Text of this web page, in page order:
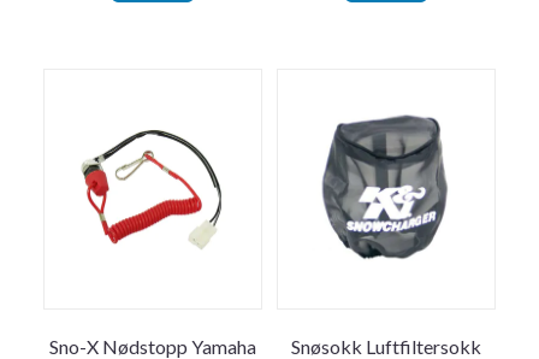
Sno-X Nødstopp Yamaha
Snøsokk Luftfiltersokk